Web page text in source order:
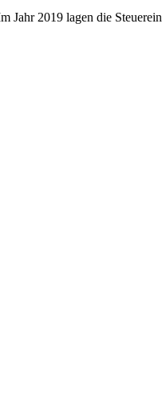
2019 lagen die